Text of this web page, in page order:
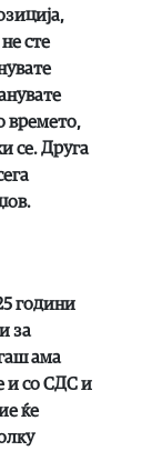
сте
времето,
се. Друга
години
за
ама
и со СДС и
ќе